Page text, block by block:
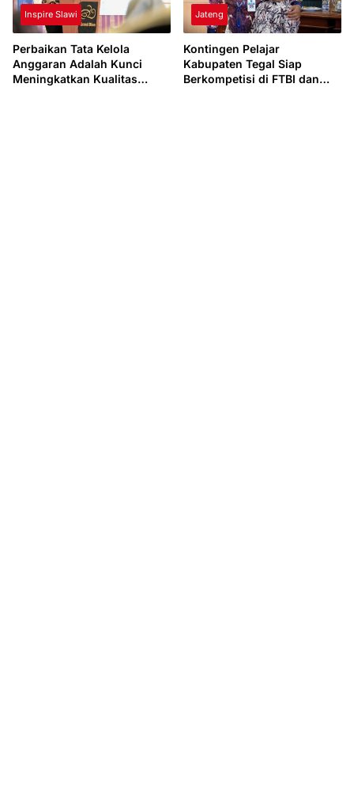
Inspire Slawi
Perbaikan Tata Kelola
Anggaran Adalah Kunci
Meningkatkan Kualitas
Jateng
Kontingen Pelajar
Kabupaten Tegal Siap
Berkompetisi di FTBI dan